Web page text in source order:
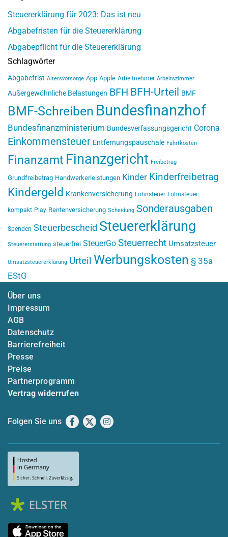
Steuererklärung für 2023: Das ist neu
Abgabefristen für die Steuererklärung
Abgabepflicht für die Steuererklärung
Schlagwörter
Abgabefrist Altersvorsorge App Apple Arbeitnehmer Arbeitszimmer
Außergewöhnliche Belastungen BFH BFH-Urteil BMF
BMF-Schreiben Bundesfinanzhof
Bundesfinanzministerium Bundesverfassungsgericht Corona
Einkommensteuer Entfernungspauschale Fahrtkosten
Finanzamt Finanzgericht Freibetrag
Grundfreibetrag Handwerkerleistungen Kinder Kinderfreibetrag
Kindergeld Krankenversicherung Lohnsteuer Lohnsteuer
kompakt Play Rentenversicherung Scheidung Sonderausgaben
Spenden Steuerbescheid Steuererklärung
Steuererstattung steuerfrei SteuerGo Steuerrecht Umsatzsteuer
Umsatzsteuererklärung Urteil Werbungskosten § 35a
EStG
Über uns
Impressum
AGB
Datenschutz
Barrierefreiheit
Presse
Preise
Partnerprogramm
Vertrag widerrufen
Folgen Sie uns Facebook
X Instagram